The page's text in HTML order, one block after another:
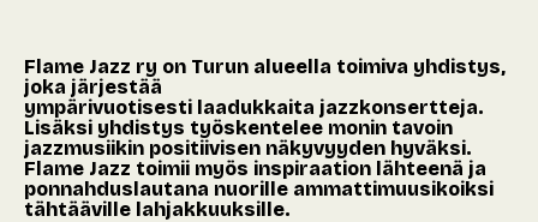
Flame Jazz ry on Turun alueella toimiva yhdistys,
joka järjestää
ympärivuotisesti laadukkaita jazzkonsertteja.
Lisäksi yhdistys työskentelee monin tavoin
jazzmusiikin positiivisen näkyvyyden hyväksi.
Flame Jazz toimii myös inspiraation lähteenä ja
ponnahduslautana nuorille ammattimuusikoiksi
tähtääville lahjakkuuksille.